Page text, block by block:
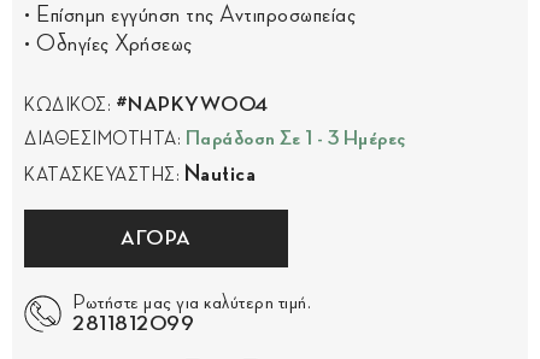
• Επίσημη εγγύηση της Αντιπροσωπείας
• Οδηγίες Χρήσεως
ΚΩΔΙΚΟΣ: #NAPKYW004
ΔΙΑΘΕΣΙΜΟΤΗΤΑ: Παράδοση Σε 1 - 3 Ημέρες
ΚΑΤΑΣΚΕΥΑΣΤΗΣ: Nautica
ΑΓΟΡΑ
Ρωτήστε μας για καλύτερη τιμή.
2811812099